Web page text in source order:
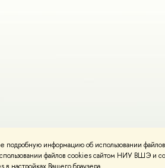
информацию об использовании
файлов cookies сайтом НИУ ВШЭ и
Карта сайта